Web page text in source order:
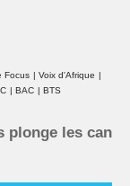
Focus | Voix d'Afrique |
| BAC | BTS
plonge les can